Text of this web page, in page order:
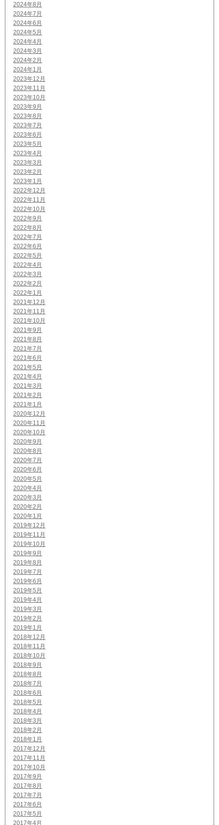
2024年8月
2024年7月
2024年6月
2024年5月
2024年4月
2024年3月
2024年2月
2024年1月
2023年12月
2023年11月
2023年10月
2023年9月
2023年8月
2023年7月
2023年6月
2023年5月
2023年4月
2023年3月
2023年2月
2023年1月
2022年12月
2022年11月
2022年10月
2022年9月
2022年8月
2022年7月
2022年6月
2022年5月
2022年4月
2022年3月
2022年2月
2022年1月
2021年12月
2021年11月
2021年10月
2021年9月
2021年8月
2021年7月
2021年6月
2021年5月
2021年4月
2021年3月
2021年2月
2021年1月
2020年12月
2020年11月
2020年10月
2020年9月
2020年8月
2020年7月
2020年6月
2020年5月
2020年4月
2020年3月
2020年2月
2020年1月
2019年12月
2019年11月
2019年10月
2019年9月
2019年8月
2019年7月
2019年6月
2019年5月
2019年4月
2019年3月
2019年2月
2019年1月
2018年12月
2018年11月
2018年10月
2018年9月
2018年8月
2018年7月
2018年6月
2018年5月
2018年4月
2018年3月
2018年2月
2018年1月
2017年12月
2017年11月
2017年10月
2017年9月
2017年8月
2017年7月
2017年6月
2017年5月
2017年4月